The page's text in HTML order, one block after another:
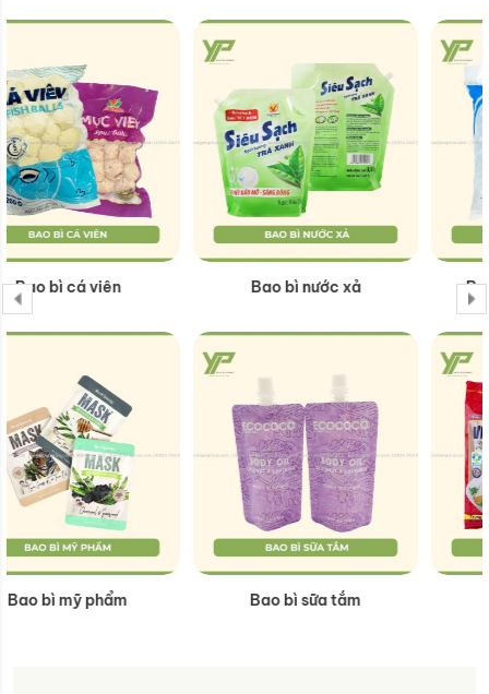
Bao Bì Đựng Đá Viên
Túi bún - miến
Túi giấy hạt
Túi giấy rượu